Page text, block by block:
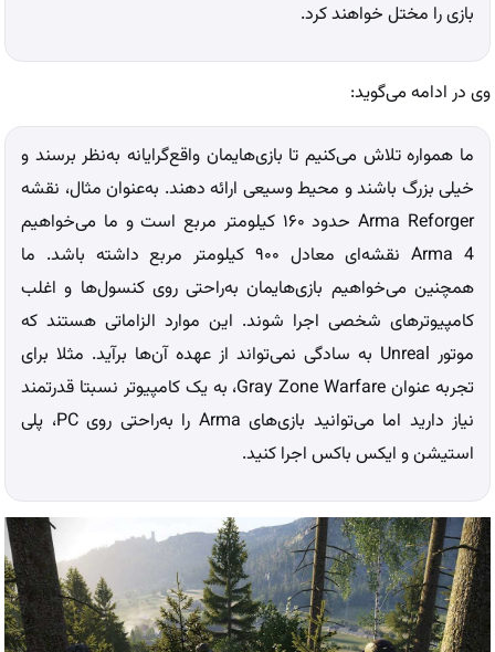
بازی را مختل خواهند کرد.
وی در ادامه می‌گوید:
ما همواره تلاش می‌کنیم تا بازی‌هایمان واقع‌گرایانه به‌نظر برسند و
خیلی بزرگ باشند و محیط وسیعی ارائه دهند. به‌عنوان مثال، نقشه
Arma Reforger حدود ۱۶۰ کیلومتر مربع است و ما می‌خواهیم
Arma 4 نقشه‌ای معادل ۹۰۰ کیلومتر مربع داشته باشد. ما
همچنین می‌خواهیم بازی‌هایمان به‌راحتی روی کنسول‌ها و اغلب
کامپیوترهای شخصی اجرا شوند. این موارد الزاماتی هستند که
موتور Unreal به سادگی نمی‌تواند از عهده آن‌ها برآید. مثلا برای
تجربه عنوان Gray Zone Warfare، به یک کامپیوتر نسبتا قدرتمند
نیاز دارید اما می‌توانید بازی‌های Arma را به‌راحتی روی PC، پلی‌
استیشن و ایکس باکس اجرا کنید.